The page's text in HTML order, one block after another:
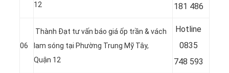
12
181 486
06
Thành Đạt tư vấn báo giá ốp trần & vách
lam sóng tại Phường Trung Mỹ Tây,
Quận 12
Hotline
0835
748 593